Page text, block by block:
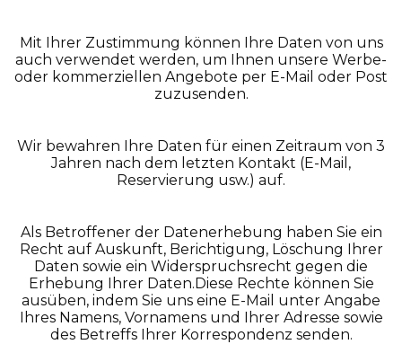
Mit Ihrer Zustimmung können Ihre Daten von uns
auch verwendet werden, um Ihnen unsere Werbe-
oder kommerziellen Angebote per E-Mail oder Post
zuzusenden.
Wir bewahren Ihre Daten für einen Zeitraum von 3
Jahren nach dem letzten Kontakt (E-Mail,
Reservierung usw.) auf.
Als Betroffener der Datenerhebung haben Sie ein
Recht auf Auskunft, Berichtigung, Löschung Ihrer
Daten sowie ein Widerspruchsrecht gegen die
Erhebung Ihrer Daten.Diese Rechte können Sie
ausüben, indem Sie uns eine E-Mail unter Angabe
Ihres Namens, Vornamens und Ihrer Adresse sowie
des Betreffs Ihrer Korrespondenz senden.